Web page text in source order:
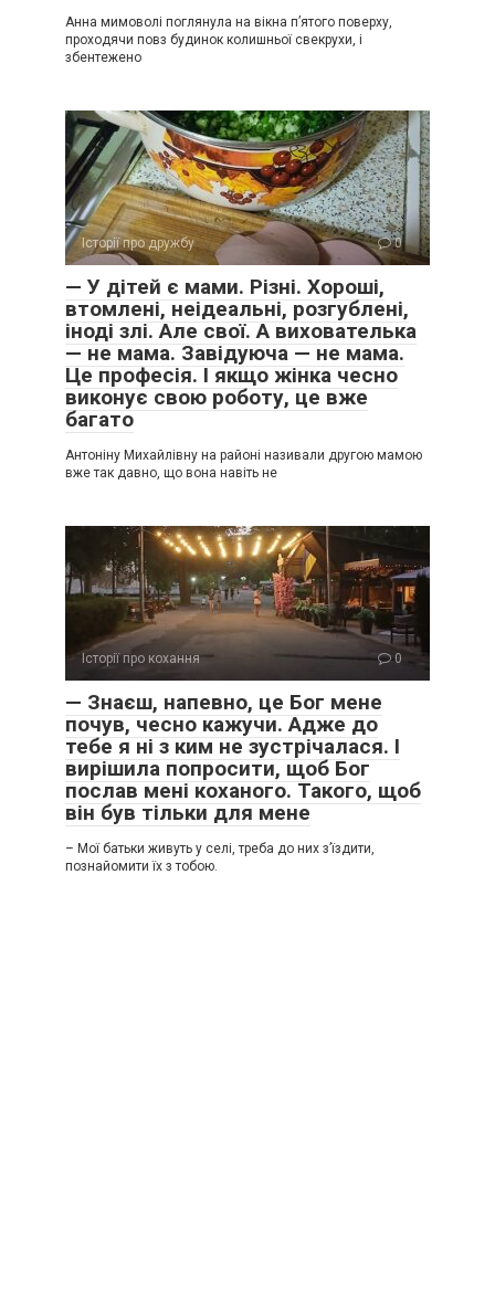
Анна мимоволі поглянула на вікна п’ятого поверху,
проходячи повз будинок колишньої свекрухи, і
збентежено
Історії про дружбу 0
— У дітей є мами. Різні. Хороші,
втомлені, неідеальні, розгублені,
іноді злі. Але свої. А вихователька
— не мама. Завідуюча — не мама.
Це професія. І якщо жінка чесно
виконує свою роботу, це вже
багато
Антоніну Михайлівну на районі називали другою мамою
вже так давно, що вона навіть не
Історії про кохання 0
— Знаєш, напевно, це Бог мене
почув, чесно кажучи. Адже до
тебе я ні з ким не зустрічалася. І
вирішила попросити, щоб Бог
послав мені коханого. Такого, щоб
він був тільки для мене
– Мої батьки живуть у селі, треба до них з’їздити,
познайомити їх з тобою.